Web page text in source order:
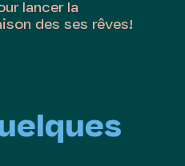
lancer la
des ses rêves!